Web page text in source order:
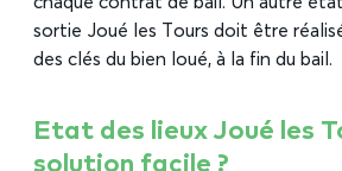
sortie Joué les Tours doit être
des clés du bien loué, à la fin du bail.
Etat des lieux Joué les
solution facile ?